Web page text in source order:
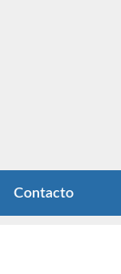
Contacto